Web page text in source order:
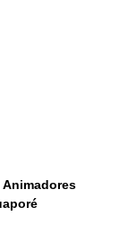
Animadores